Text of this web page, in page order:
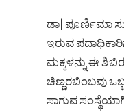
ಡಾ| ಪೂರ್ಣಿಮಾ
ಇರುವ
ಮಕ್ಕಳನ್ನು ಈ
ಚಿಣ್ಣರಬಿಂಬವು
ಸಾಗುವ